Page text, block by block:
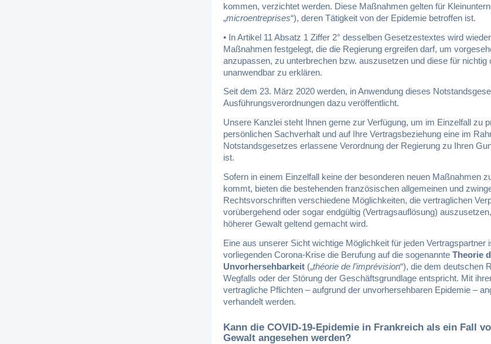
kommen, verzichtet werden. Diese Maßnahmen gelten für
„microentreprises“), deren Tätigkeit von der Epidemie betroffen ist.
• In Artikel 11 Absatz 1 Ziffer 2° desselben Gesetzestextes wird
Maßnahmen festgelegt, die die Regierung ergreifen darf, um
anzupassen, zu unterbrechen bzw. auszusetzen und diese für nichtig
unanwendbar zu erklären.
Seit dem 23. März 2020 werden, in Anwendung dieses
Ausführungsverordnungen dazu veröffentlicht.
Unsere Kanzlei steht Ihnen gerne zur Verfügung, um im Einzelfall zu
persönlichen Sachverhalt und auf Ihre Vertragsbeziehung eine im
Notstandsgesetzes erlassene Verordnung der Regierung zu Ihren
ist.
Sofern in einem Einzelfall keine der besonderen neuen Maßnahmen
kommt, bieten die bestehenden französischen allgemeinen und
Rechtsvorschriften verschiedene Möglichkeiten, die vertraglichen
vorübergehend oder sogar endgültig (Vertragsauflösung)
höherer Gewalt geltend gemacht wird.
Eine aus unserer Sicht wichtige Möglichkeit für jeden Vertragspartner
vorliegenden Corona-Krise die Berufung auf die sogenannte Theorie
Unvorhersehbarkeit(„théorie de l’imprévision“), die dem deutschen
Wegfalls oder der Störung der Geschäftsgrundlage entspricht. Mit
vertragliche Pflichten – aufgrund der unvorhersehbaren Epidemie –
verhandelt werden.
Kann die COVID-19-Epidemie in Frankreich als ein Fall
Gewalt angesehen werden?